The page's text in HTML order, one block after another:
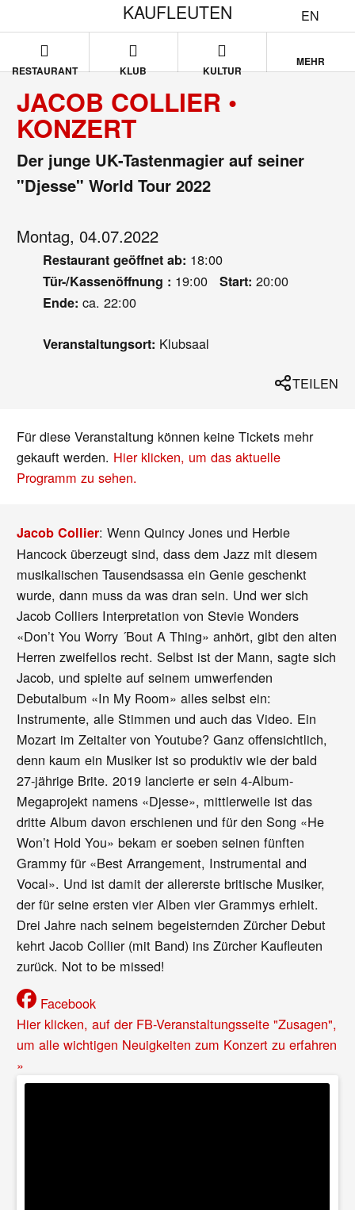
EN
KAUFLEUTEN
RESTAURANT KLUB KULTUR
MEHR
JACOB COLLIER •
KONZERT
Der junge UK-Tastenmagier auf seiner
"Djesse" World Tour 2022
Montag, 04.07.2022
Restaurant geöffnet ab: 18:00
Tür-/Kassenöffnung : 19:00 Start: 20:00
Ende: ca. 22:00
Veranstaltungsort: Klubsaal
TEILEN
Für diese Veranstaltung können keine Tickets mehr
gekauft werden. Hier klicken, um das aktuelle
Programm zu sehen.
Jacob Collier: Wenn Quincy Jones und Herbie
Hancock überzeugt sind, dass dem Jazz mit diesem
musikalischen Tausendsassa ein Genie geschenkt
wurde, dann muss da was dran sein. Und wer sich
Jacob Colliers Interpretation von Stevie Wonders
«Don’t You Worry ´Bout A Thing» anhört, gibt den alten
Herren zweifellos recht. Selbst ist der Mann, sagte sich
Jacob, und spielte auf seinem umwerfenden
Debutalbum «In My Room» alles selbst ein:
Instrumente, alle Stimmen und auch das Video. Ein
Mozart im Zeitalter von Youtube? Ganz offensichtlich,
denn kaum ein Musiker ist so produktiv wie der bald
27-jährige Brite. 2019 lancierte er sein 4-Album-
Megaprojekt namens «Djesse», mittlerweile ist das
dritte Album davon erschienen und für den Song «He
Won’t Hold You» bekam er soeben seinen fünften
Grammy für «Best Arrangement, Instrumental and
Vocal». Und ist damit der allererste britische Musiker,
der für seine ersten vier Alben vier Grammys erhielt.
Drei Jahre nach seinem begeisternden Zürcher Debut
kehrt Jacob Collier (mit Band) ins Zürcher Kaufleuten
zurück. Not to be missed!
Facebook
Hier klicken, auf der FB-Veranstaltungsseite "Zusagen",
um alle wichtigen Neuigkeiten zum Konzert zu erfahren
»